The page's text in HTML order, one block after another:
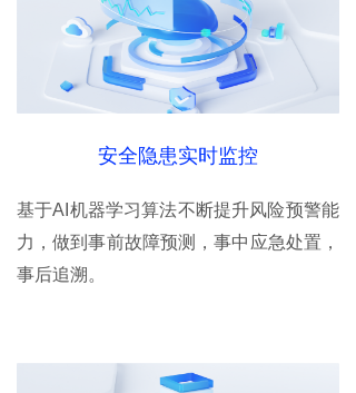
安全隐患实时监控
基于AI机器学习算法不断提升风险预警能
力，做到事前故障预测，事中应急处置，
事后追溯。